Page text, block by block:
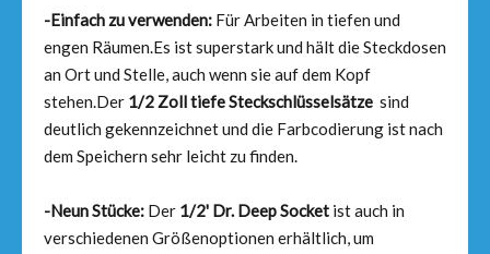
-Einfach zu verwenden: Für Arbeiten in tiefen und
engen Räumen.Es ist superstark und hält die Steckdosen
an Ort und Stelle, auch wenn sie auf dem Kopf
stehen.Der 1/2 Zoll tiefe Steckschlüsselsätze sind
deutlich gekennzeichnet und die Farbcodierung ist nach
dem Speichern sehr leicht zu finden.
-Neun Stücke: Der 1/2' Dr. Deep Socket ist auch in
verschiedenen Größenoptionen erhältlich, um